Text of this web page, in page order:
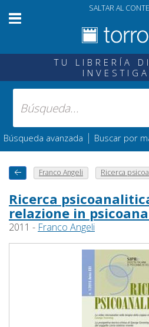
SALTAR AL
TU LIBRERÍA
Búsqueda avanzada | Buscar por
Franco Angeli Ricerca
Ricerca
relazione in
2011 - Franco Angeli